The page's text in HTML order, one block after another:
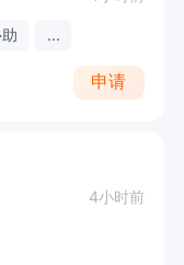
...
申请
4小时前